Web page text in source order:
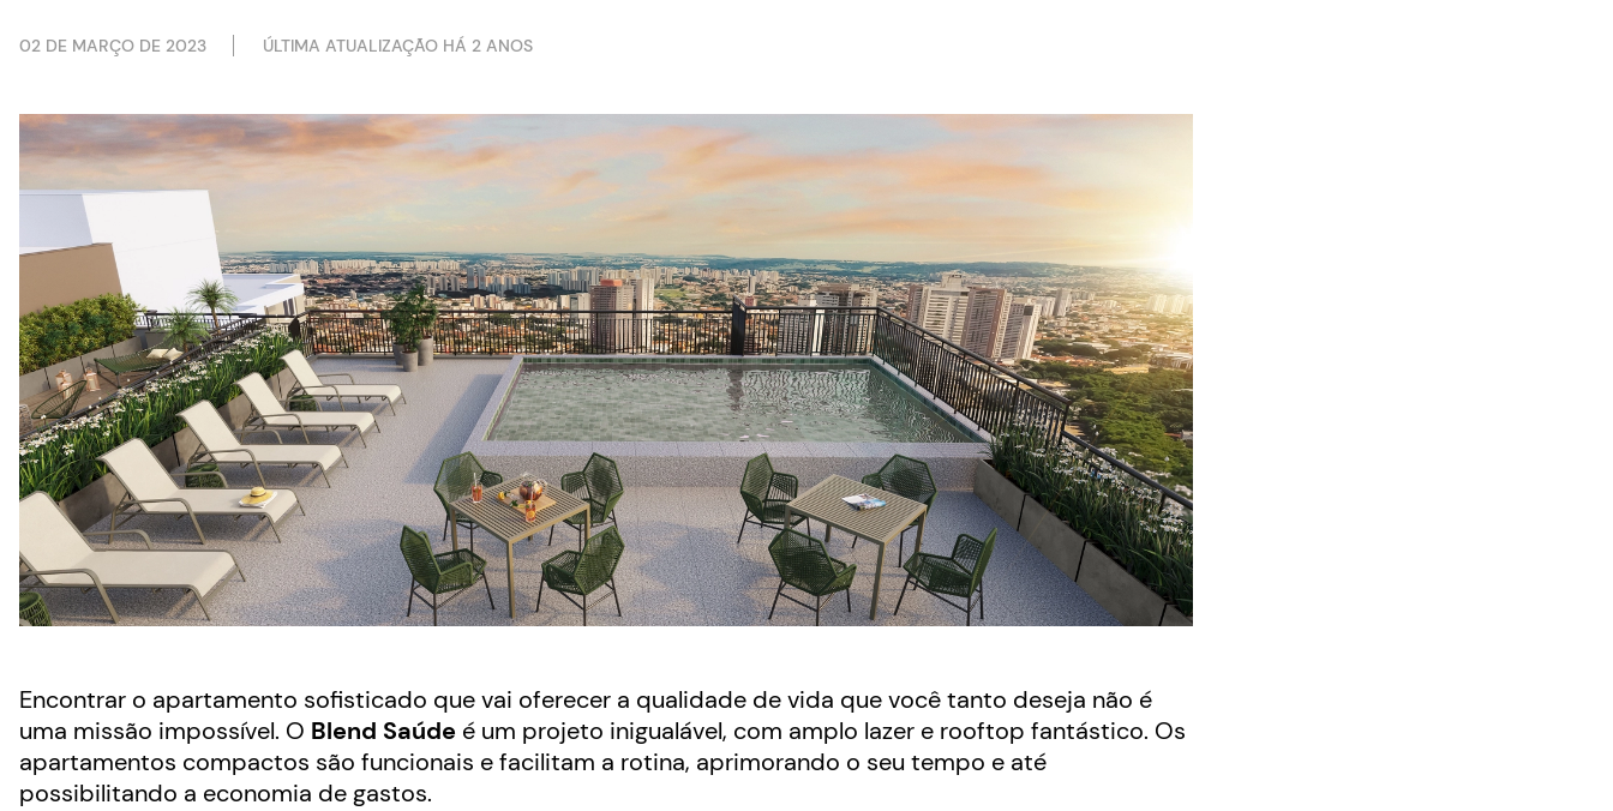
02 DE MARÇO DE 2023 ÚLTIMA ATUALIZAÇÃO HÁ 2 ANOS
Encontrar o apartamento sofisticado que vai oferecer a qualidade de vida que você tanto deseja não é
uma missão impossível. O Blend Saúde é um projeto inigualável, com amplo lazer e rooftop fantástico. Os
apartamentos compactos são funcionais e facilitam a rotina, aprimorando o seu tempo e até
possibilitando a economia de gastos.